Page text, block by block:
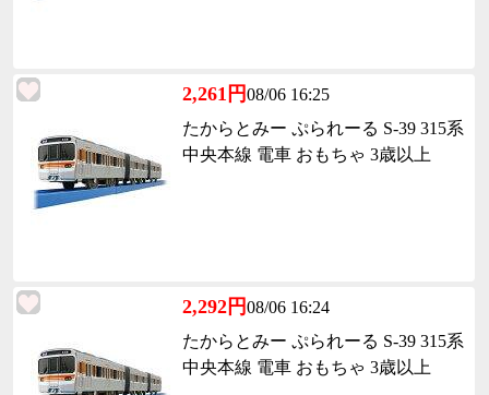
2,261円08/06 16:25
たからとみー ぷられーる S-39 315系
中央本線 電車 おもちゃ 3歳以上
2,292円08/06 16:24
たからとみー ぷられーる S-39 315系
中央本線 電車 おもちゃ 3歳以上